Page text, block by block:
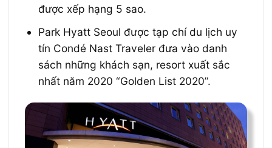
được xếp hạng 5 sao.
Park Hyatt Seoul được tạp chí du lịch uy
tín Condé Nast Traveler đưa vào danh
sách những khách sạn, resort xuất sắc
nhất năm 2020 “Golden List 2020”.